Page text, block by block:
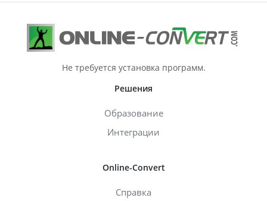
Не требуется установка программ.
Решения
Образование
Интеграции
Online-Convert
Справка